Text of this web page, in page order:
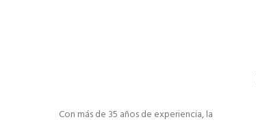
Con más de 35 años de experiencia, la